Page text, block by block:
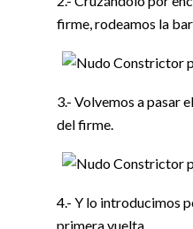
firme, rodeamos la
3.- Volvemos a pasar
del firme.
4.- Y lo introducimos
primera vuelta.